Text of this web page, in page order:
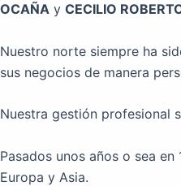
OCAÑA y CECILIO
Nuestro norte siempre ha
sus negocios de manera
Nuestra gestión profesional
Pasados unos años o sea
Europa y Asia.